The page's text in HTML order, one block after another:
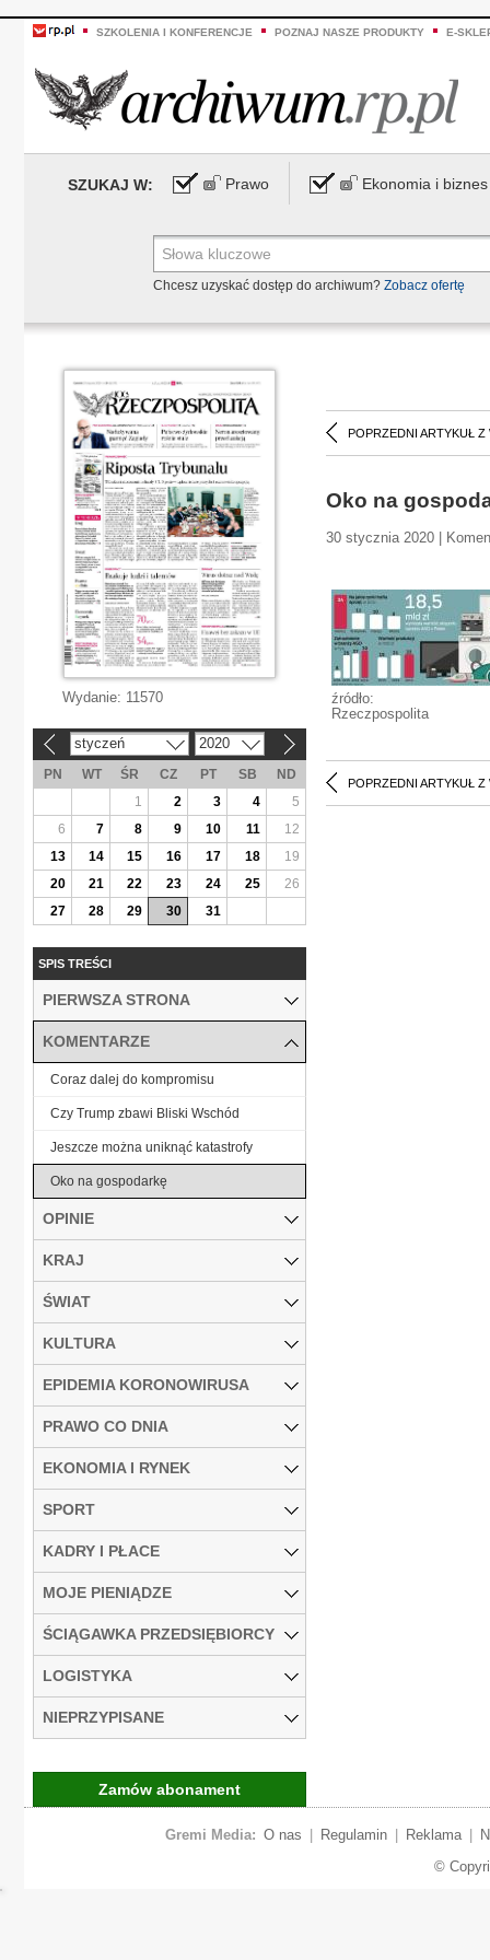
SZKOLENIA I KONFERENCJE POZNAJ NASZE PRODUKTY E-
SZUKAJ W: Prawo Ekonomia i biznes
Chcesz uzyskać dostęp do archiwum? Zobacz ofertę
POPRZEDNI ARTYKUŁ Z
Oko na
30 stycznia 2020 |
źródło:
Rzeczpospolita
POPRZEDNI ARTYKUŁ Z
Wydanie: 11570
styczeń 2020
PN WT ŚR CZ PT SB
ND
1
2 3 4
5
6
7 8 9 10 11
12
13
14 15 16 17 18
19
20
21 22 23 24 25
26
27
28 29 30 31
SPIS TREŚCI
PIERWSZA STRONA
KOMENTARZE
Coraz dalej do kompromisu
Czy Trump zbawi Bliski Wschód
Jeszcze można uniknąć katastrofy
Oko na gospodarkę
OPINIE
KRAJ
ŚWIAT
KULTURA
EPIDEMIA KORONOWIRUSA
PRAWO CO DNIA
EKONOMIA I RYNEK
SPORT
KADRY I PŁACE
MOJE PIENIĄDZE
ŚCIĄGAWKA PRZEDSIĘBIORCY
LOGISTYKA
NIEPRZYPISANE
Zamów abonament
Gremi Media: O nas Regulamin Reklama
©